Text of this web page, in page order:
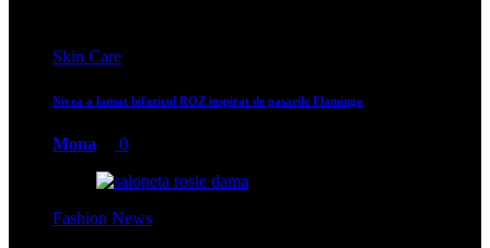
Skin Care
Nivea a lansat bifazicul ROZ inspirat de pasarile Flamingo
Mona 0
Fashion News